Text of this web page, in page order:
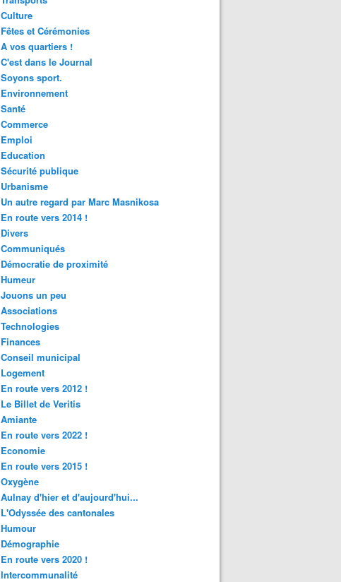
Culture
Fêtes et Cérémonies
A vos quartiers !
C'est dans le Journal
Soyons sport.
Environnement
Santé
Commerce
Emploi
Education
Sécurité publique
Urbanisme
Un autre regard par Marc Masnikosa
En route vers 2014 !
Divers
Communiqués
Démocratie de proximité
Humeur
Jouons un peu
Associations
Technologies
Finances
Conseil municipal
Logement
En route vers 2012 !
Le Billet de Veritis
Amiante
En route vers 2022 !
Economie
En route vers 2015 !
Oxygène
Aulnay d'hier et d'aujourd'hui...
L'Odyssée des cantonales
Humour
Démographie
En route vers 2020 !
Intercommunalité